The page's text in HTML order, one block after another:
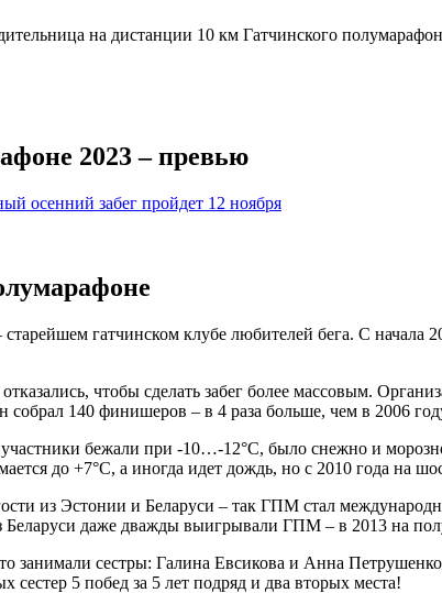
на дистанции 10 км Гатчинского
2023 – превью
осенний забег пройдет 12 ноября
гатчинском клубе любителей бега. С
чтобы сделать забег более массовым.
140 финишеров – в 4 раза больше, чем в 2006
бежали при -10…-12°C, было снежно и
до +7°C, а иногда идет дождь, но с 2010 года на
из Эстонии и Беларуси – так ГПМ стал
Беларуси даже дважды выигрывали ГПМ – в 2013 на
занимали сестры: Галина Евсикова и Анна
5 побед за 5 лет подряд и два вторых места!